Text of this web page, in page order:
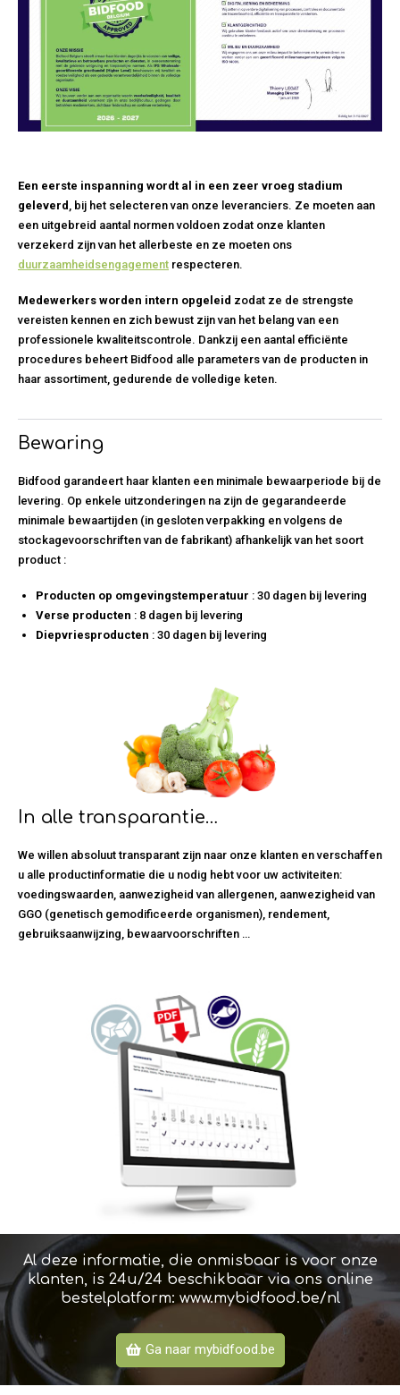
Een eerste inspanning wordt al in een zeer vroeg stadium
geleverd
, bij het selecteren van onze leveranciers. Ze moeten aan
een uitgebreid aantal normen voldoen zodat onze klanten
verzekerd zijn van het allerbeste en ze moeten ons
duurzaamheidsengagement respecteren.
Medewerkers worden intern opgeleid zodat ze de strengste
vereisten kennen en zich bewust zijn van het belang van een
professionele kwaliteitscontrole. Dankzij een aantal efficiënte
procedures beheert Bidfood alle parameters van de producten in
haar assortiment, gedurende de volledige keten.
Bewaring
Bidfood garandeert haar klanten een minimale bewaarperiode bij de
levering. Op enkele uitzonderingen na zijn de gegarandeerde
minimale bewaartijden (in gesloten verpakking en volgens de
stockagevoorschriften van de fabrikant) afhankelijk van het soort
product :
Producten op omgevingstemperatuur : 30 dagen bij levering
Verse producten : 8 dagen bij levering
Diepvriesproducten : 30 dagen bij levering
In alle transparantie…
We willen absoluut transparant zijn naar onze klanten en verschaffen
u alle productinformatie die u nodig hebt voor uw activiteiten:
voedingswaarden, aanwezigheid van allergenen, aanwezigheid van
GGO (genetisch gemodificeerde organismen), rendement,
gebruiksaanwijzing, bewaarvoorschriften …
Al deze informatie, die onmisbaar is voor onze
klanten, is 24u/24 beschikbaar via ons online
bestelplatform: www.mybidfood.be/nl
Ga naar mybidfood.be